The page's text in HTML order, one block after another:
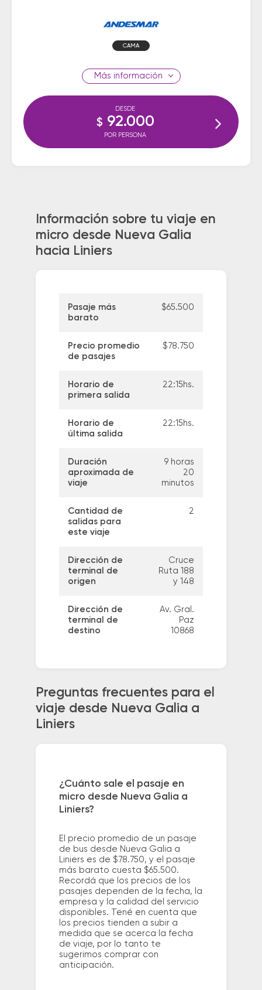
CAMA
información
DESDE
$ 92.000
POR PERSONA
Información sobre tu viaje en
micro desde Nueva Galia
hacia Liniers
Pasaje más
barato
$65.500
Precio promedio
de pasajes
$78.750
Horario de
primera salida
22:15hs.
Horario de
última salida
22:15hs.
Duración
aproximada de
viaje
9 horas
20
minutos
Cantidad de
salidas para
este viaje
2
Dirección de
terminal de
origen
Cruce
Ruta 188
y 148
Dirección de
terminal de
destino
Av. Gral.
Paz
10868
Preguntas frecuentes para el
viaje desde Nueva Galia a
Liniers
¿Cuánto sale el pasaje en
micro desde Nueva Galia a
Liniers?
El precio promedio de un pasaje
de bus desde Nueva Galia a
Liniers es de $78.750, y el pasaje
más barato cuesta $65.500.
Recordá que los precios de los
pasajes dependen de la fecha, la
empresa y la calidad del servicio
disponibles. Tené en cuenta que
los precios tienden a subir a
medida que se acerca la fecha
de viaje, por lo tanto te
sugerimos comprar con
anticipación.